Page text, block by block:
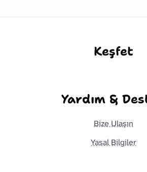
Keşfet
Yardım &
Bize Ulaşın
Yasal Bilgiler